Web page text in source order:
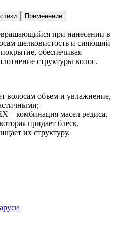
Применение
при нанесении в
шелковистость и сияющий
обеспечивая
структуры волос.
волосам объем и увлажнение,
– комбинация масел редиса,
придает блеск,
их структуру.